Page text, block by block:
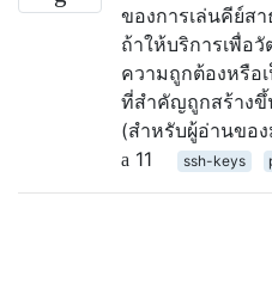
ของการเล่นคีย์ส
ถ้าให้บริการเพื่อ
ความถูกต้องหรือ
ที่สำคัญถูกสร้างขึ้
(สำหรับผู้อ่านขอ
11
ssh-keys